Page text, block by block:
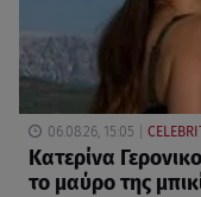
06.08.26, 15:05
Κατερίνα
το μαύρο της